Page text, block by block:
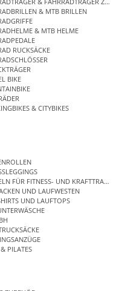
& MTB BRILLEN
& MTB HELME
RUCKSÄCKE
BIKE
& CITYBIKES
FÜR FITNESS- UND
UND LAUFWESTEN
UND LAUFTOPS
PILATES